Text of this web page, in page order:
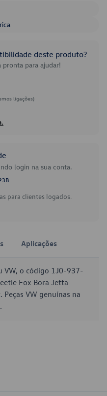
deste produto?
pronta para ajudar!
ligações)
login na sua conta.
para clientes logados.
Aplicações
VW, o código 1J0-937-
Fox Bora Jetta
VW genuínas na